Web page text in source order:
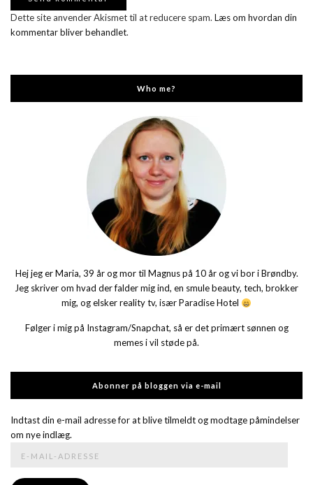
Dette site anvender Akismet til at reducere spam. Læs om hvordan din
kommentar bliver behandlet.
Who me?
Hej jeg er Maria, 39 år og mor til Magnus på 10 år og vi bor i Brøndby.
Jeg skriver om hvad der falder mig ind, en smule beauty, tech, brokker
mig, og elsker reality tv, især Paradise Hotel
Følger i mig på Instagram/Snapchat, så er det primært sønnen og
memes i vil støde på.
Abonner på bloggen via e-mail
Indtast din e-mail adresse for at blive tilmeldt og modtage påmindelser
om nye indlæg.
adresse